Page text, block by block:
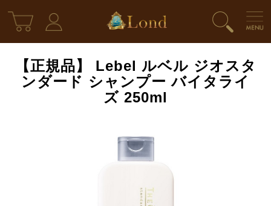
【正規品】 Lebel ルベル ジオスタ
ンダード シャンプー バイタライ
ズ 250ml